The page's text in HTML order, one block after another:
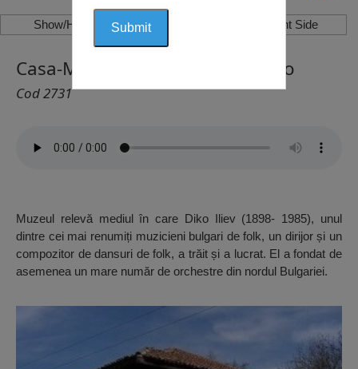
Show/Hide Left Side Show/Hide Right Side
Casa-Muzeu Diko Iliev, Oryahovo
Cod 2731
Muzeul relevă mediul în care Diko Iliev (1898- 1985), unul
dintre cei mai renumiți muzicieni bulgari de folk, un dirijor și un
compozitor de dansuri de folk, a trăit și a lucrat. El a fondat de
asemenea un mare număr de orchestre din nordul Bulgariei.